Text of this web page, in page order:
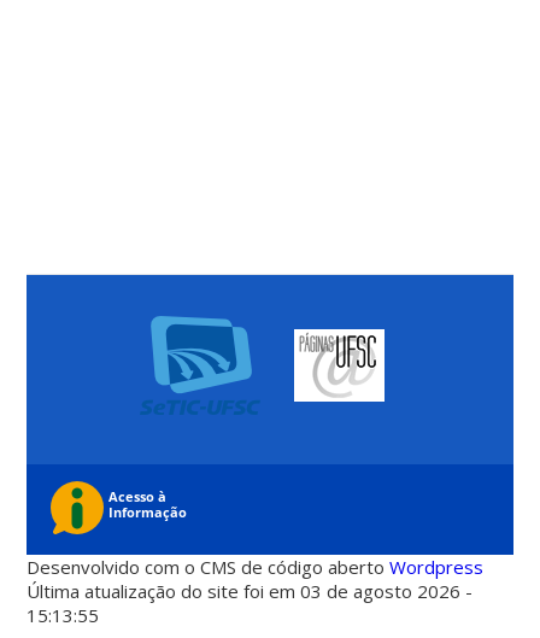
Desenvolvido com o CMS de código abertoWordpress
Última atualização do site foi em 03 de agosto 2026 -
15:13:55